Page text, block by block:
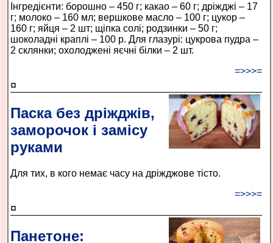
Інгредієнти: борошно – 450 г; какао – 60 г; дріжджі – 17
г; молоко – 160 мл; вершкове масло – 100 г; цукор –
160 г; яйця – 2 шт; щіпка солі; родзинки – 50 г;
шоколадні краплі – 100 р. Для глазурі: цукрова пудра –
2 склянки; охолоджені яєчні білки – 2 шт.
=>>>=
¤
Паска без дріжджів,
заморочок і замісу
руками
Для тих, в кого немає часу на дріжджове тісто.
=>>>=
¤
Панетоне: